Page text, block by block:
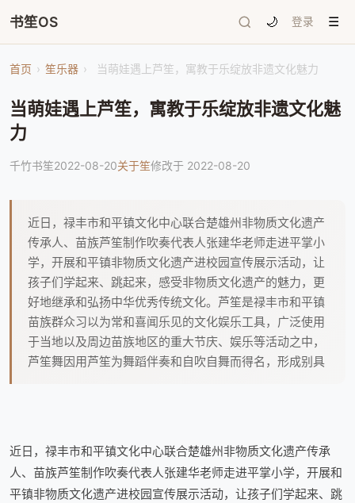
书笙OS 🌙 登录 ☰
首页 › 笙乐器 › 当萌娃遇上芦笙，寓教于乐绽放非遗文化魅力
当萌娃遇上芦笙，寓教于乐绽放非遗文化魅
力
千竹书笙2022-08-20关于笙修改于 2022-08-20
近日，禄丰市和平镇文化中心联合楚雄州非物质文化遗产
传承人、苗族芦笙制作吹奏代表人张建华老师走进平掌小
学，开展和平镇非物质文化遗产进校园宣传展示活动，让
孩子们学起来、跳起来，感受非物质文化遗产的魅力，更
好地继承和弘扬中华优秀传统文化。芦笙是禄丰市和平镇
苗族群众习以为常和喜闻乐见的文化娱乐工具，广泛使用
于当地以及周边苗族地区的重大节庆、娱乐等活动之中，
芦笙舞因用芦笙为舞蹈伴奏和自吹自舞而得名，形成别具
近日，禄丰市和平镇文化中心联合楚雄州非物质文化遗产传承
人、苗族芦笙制作吹奏代表人张建华老师走进平掌小学，开展和
平镇非物质文化遗产进校园宣传展示活动，让孩子们学起来、跳